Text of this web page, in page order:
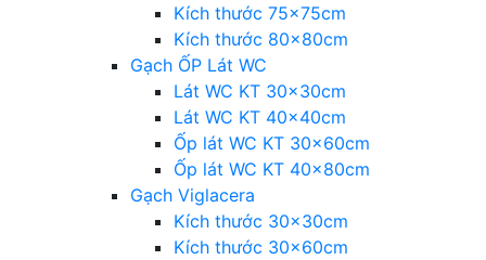
Kích thước 75x75cm
Kích thước 80x80cm
Gạch ỐP Lát WC
Lát WC KT 30x30cm
Lát WC KT 40x40cm
Ốp lát WC KT 30x60cm
Ốp lát WC KT 40x80cm
Gạch Viglacera
Kích thước 30x30cm
Kích thước 30x60cm